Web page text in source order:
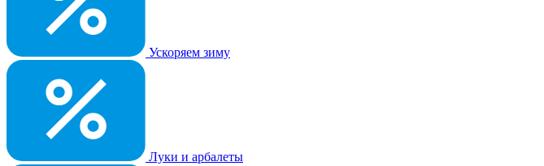
Ускоряем зиму
Луки и арбалеты